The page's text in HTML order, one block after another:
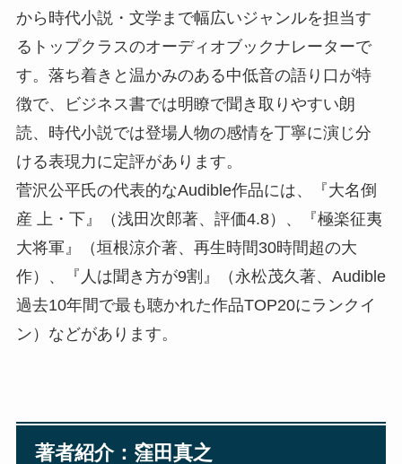
から時代小説・文学まで幅広いジャンルを担当す
るトップクラスのオーディオブックナレーターで
す。落ち着きと温かみのある中低音の語り口が特
徴で、ビジネス書では明瞭で聞き取りやすい朗
読、時代小説では登場人物の感情を丁寧に演じ分
ける表現力に定評があります。
菅沢公平氏の代表的なAudible作品には、『大名倒
産 上・下』（浅田次郎著、評価4.8）、『極楽征夷
大将軍』（垣根涼介著、再生時間30時間超の大
作）、『人は聞き方が9割』（永松茂久著、Audible
過去10年間で最も聴かれた作品TOP20にランクイ
ン）などがあります。
著者紹介：窪田真之